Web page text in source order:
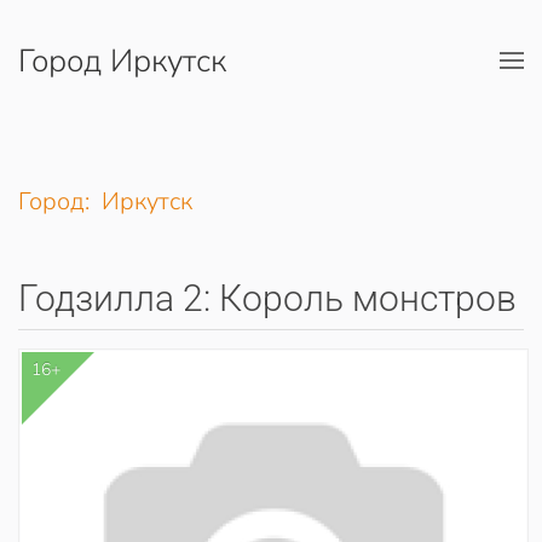
Перейти к содержимому
Город Иркутск
Город: Иркутск
Годзилла 2: Король монстров
16+